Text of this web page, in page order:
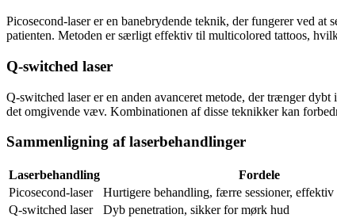
Picosecond-laser er en banebrydende teknik, der fungerer ved
patienten. Metoden er særligt effektiv til multicolored tattoos,
Q-switched laser
Q-switched laser er en anden avanceret metode, der trænger
det omgivende væv. Kombinationen af disse teknikker kan
Sammenligning af laserbehandlinger
Laserbehandling Fordele
Picosecond-laser
Hurtigere behandling, færre sessioner,
Q-switched laser
Dyb penetration, sikker for mørk hud